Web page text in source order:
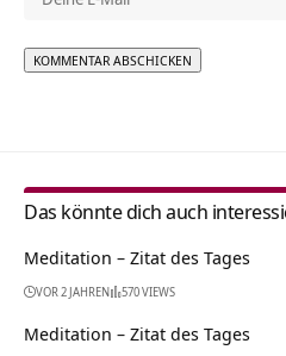
Das könnte dich auch
Meditation – Zitat des Tages
VOR 2 JAHREN 570 VIEWS
Meditation – Zitat des Tages